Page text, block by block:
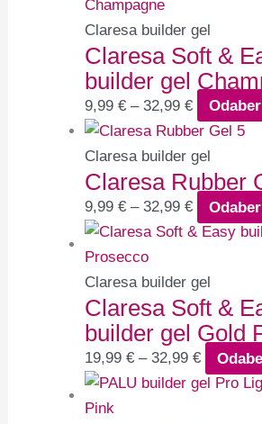
Claresa builder gel
Claresa Soft &
builder gel
9,99€ – 32,99€
Claresa builder gel
Claresa Rubber
9,99€ – 32,99€
Claresa builder gel
Claresa Soft &
builder gel Gold
19,99€ – 32,99€